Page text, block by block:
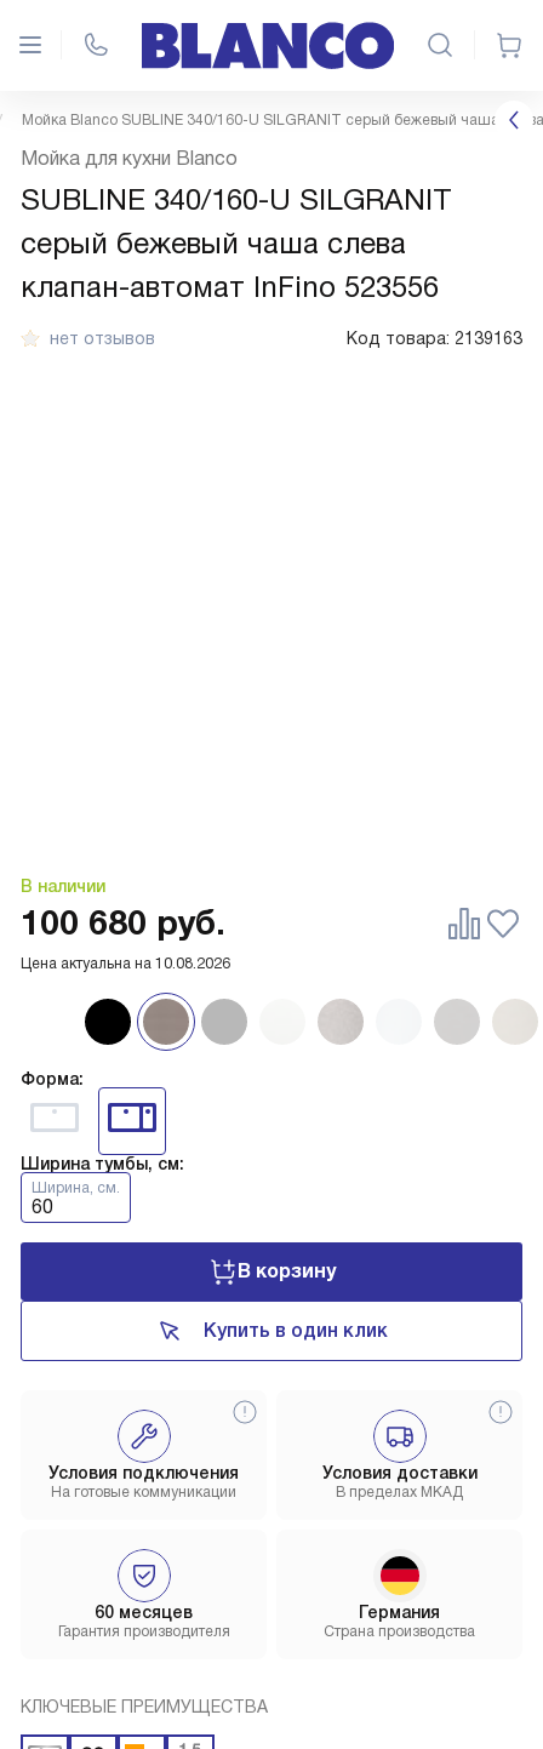
Мойка Blanco SUBLINE 340/160-U SILGRANIT серый бежевый чаша
нет отзывов Код товара: 2139163
В наличии
Мойка для кухни Blanco
SUBLINE 340/160-U SILGRANIT
серый бежевый чаша слева
клапан-автомат InFino 523556
Форма:
Ширина тумбы, см:
Ширина, см.
60
Цена актуальна на 10.08.2026
100 680 руб.
В корзину
Купить в один клик
Условия доставки
В пределах МКАД
60 месяцев
Гарантия производителя
Условия подключения
На готовые коммуникации
Германия
Страна производства
КЛЮЧЕВЫЕ ПРЕИМУЩЕСТВА